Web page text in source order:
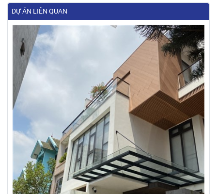
DỰ ÁN LIÊN QUAN
14/04/2023
CHÙA NGỌC - BAN TRỊ SỰ CHÙA NGỌC - THẠCH THẤT,
HÀ NỘI